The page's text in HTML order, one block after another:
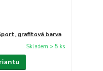
grafitová barva
Skladem > 5 ks